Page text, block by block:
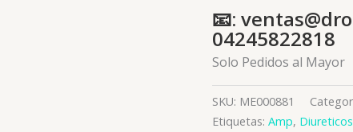
📧:
04245822818
Solo Pedidos al Mayor
SKU: ME000881
Etiquetas: Amp, Diureticos